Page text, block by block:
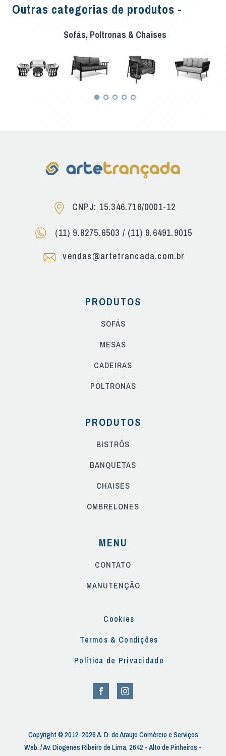
Outras categorias de produtos -
Sofás, Poltronas & Chaises
CNPJ: 15.346.716/0001-12
(11) 9.8275.6503 / (11) 9.6491.9015
vendas@artetrancada.com.br
PRODUTOS
SOFÁS
MESAS
CADEIRAS
POLTRONAS
PRODUTOS
BISTRÔS
BANQUETAS
CHAISES
OMBRELONES
MENU
CONTATO
MANUTENÇÃO
Cookies
Termos & Condições
Política de Privacidade
Copyright © 2012-2026 A. D. de Araujo Comércio e Serviços
Web. / Av. Diogenes Ribeiro de Lima, 2642 - Alto de Pinheiros -